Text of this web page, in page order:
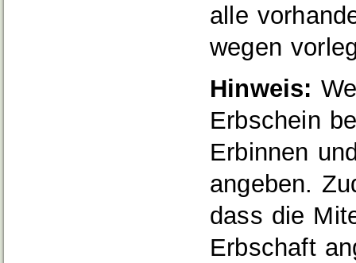
alle
wegen
Hinweis:
Erbschein
Erbinnen
angeben.
dass die
Erbschaft